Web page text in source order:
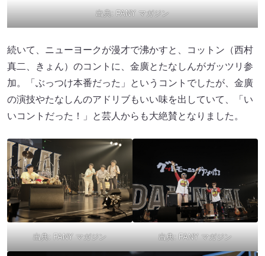
出典: FANY マガジン
続いて、ニューヨークが漫才で沸かすと、コットン（西村
真二、きょん）のコントに、金廣とたなしんがガッツリ参
加。「ぶっつけ本番だった」というコントでしたが、金廣
の演技やたなしんのアドリブもいい味を出していて、「い
いコントだった！」と芸人からも大絶賛となりました。
出典: FANY マガジン 出典: FANY マガジン